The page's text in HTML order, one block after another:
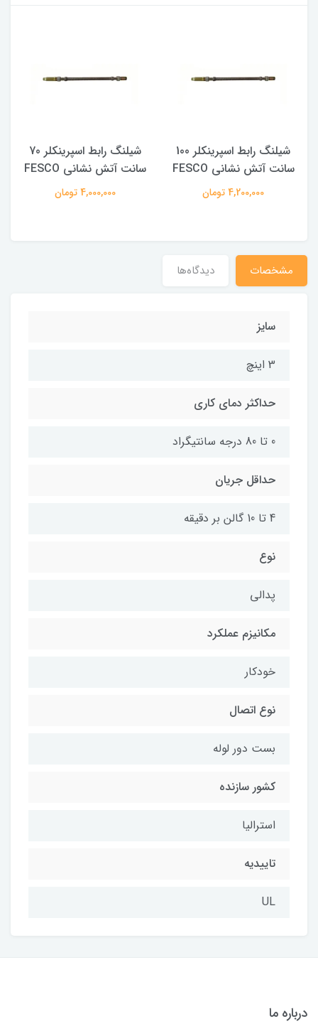
شیلنگ رابط اسپرینکلر 100
سانت آتش نشانی FESCO
4,200,000 تومان
شیلنگ رابط اسپرینکلر 70
سانت آتش نشانی FESCO
4,000,000 تومان
مشخصات دیدگاه‌ها
سایز
3 اینچ
حداکثر دمای کاری
0 تا 80 درجه سانتیگراد
حداقل جریان
4 تا 10 گالن بر دقیقه
نوع
پدالی
مکانیزم عملکرد
خودکار
نوع اتصال
بست دور لوله
کشور سازنده
استرالیا
تاییدیه
UL
درباره ما